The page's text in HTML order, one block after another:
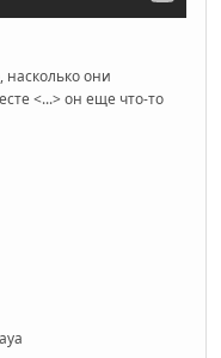
они
<...> он еще что-то